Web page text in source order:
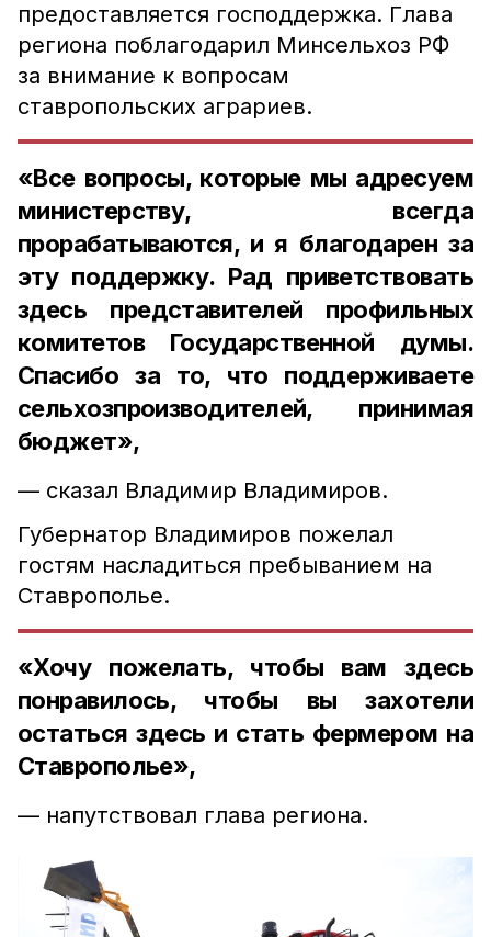
предоставляется господдержка. Глава
региона поблагодарил Минсельхоз РФ
за внимание к вопросам
ставропольских аграриев.
«Все вопросы, которые мы адресуем
министерству, всегда
прорабатываются, и я благодарен за
эту поддержку. Рад приветствовать
здесь представителей профильных
комитетов Государственной думы.
Спасибо за то, что поддерживаете
сельхозпроизводителей, принимая
бюджет»,
— сказал Владимир Владимиров.
Губернатор Владимиров пожелал
гостям насладиться пребыванием на
Ставрополье.
«Хочу пожелать, чтобы вам здесь
понравилось, чтобы вы захотели
остаться здесь и стать фермером на
Ставрополье»,
— напутствовал глава региона.